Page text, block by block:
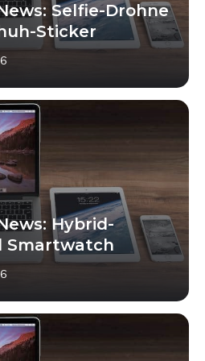
Selfie-Drohne
Sticker
Hybrid-
Smartwatch